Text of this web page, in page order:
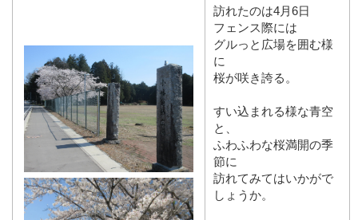
訪れたのは4月6日
フェンス際には
グルっと広場を囲む様
に
桜が咲き誇る。
すい込まれる様な青空
と、
ふわふわな桜満開の季
節に
訪れてみてはいかがで
しょうか。